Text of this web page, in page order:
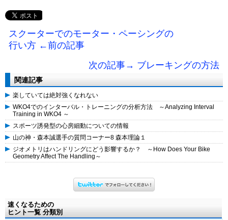
スクーターでのモーター・ペーシングの
行い方 ←前の記事
次の記事→ ブレーキングの方法
関連記事
楽していては絶対強くなれない
WKO4でのインターバル・トレーニングの分析方法 ～Analyzing Interval
Training in WKO4 ～
スポーツ誘発型の心房細動についての情報
山の神・森本誠選手の質問コーナー8 森本理論１
ジオメトリはハンドリングにどう影響するか？ ～How Does Your Bike
Geometry Affect The Handling～
速くなるための
ヒント一覧 分類別